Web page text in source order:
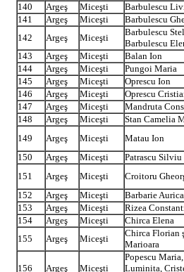
140
Argeş Miceşti
Barbulescu
141
Argeş Miceşti
Barbulescu
142
Argeş Miceşti
Barbulescu
Barbulescu
143
Argeş Miceşti
Balan Ion
144
Argeş Miceşti
Pungoi Maria
145
Argeş Miceşti
Oprescu Ion
146
Argeş Miceşti
Oprescu
147
Argeş Miceşti
Mandruta
148
Argeş Miceşti
Stan Camelia
149
Argeş Miceşti
Matau Ion
150
Argeş Miceşti
Patrascu Silviu
151
Argeş Miceşti
Croitoru
152
Argeş Miceşti
Barbarie Aurica
153
Argeş Miceşti
Rizea
154
Argeş Miceşti
Chirca Elena
155
Argeş Miceşti
Chirca Florian
Marioara
156 Argeş Miceşti
Popescu
Luminita,